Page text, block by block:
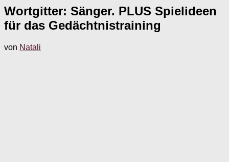
Wortgitter: Sänger. PLUS Spielideen
für das Gedächtnistraining
von Natali